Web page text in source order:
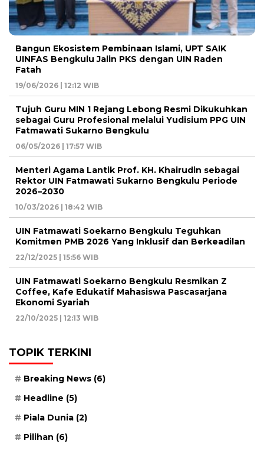
Bangun Ekosistem Pembinaan Islami, UPT SAIK
UINFAS Bengkulu Jalin PKS dengan UIN Raden
Fatah
19/06/2026 | 12:12 WIB
Tujuh Guru MIN 1 Rejang Lebong Resmi Dikukuhkan
sebagai Guru Profesional melalui Yudisium PPG UIN
Fatmawati Sukarno Bengkulu
06/05/2026 | 17:57 WIB
Menteri Agama Lantik Prof. KH. Khairudin sebagai
Rektor UIN Fatmawati Sukarno Bengkulu Periode
2026–2030
10/03/2026 | 18:42 WIB
UIN Fatmawati Soekarno Bengkulu Teguhkan
Komitmen PMB 2026 Yang Inklusif dan Berkeadilan
22/12/2025 | 15:56 WIB
UIN Fatmawati Soekarno Bengkulu Resmikan Z
Coffee, Kafe Edukatif Mahasiswa Pascasarjana
Ekonomi Syariah
22/10/2025 | 12:13 WIB
TOPIK TERKINI
Breaking News (6)
Headline (5)
Piala Dunia (2)
Pilihan (6)